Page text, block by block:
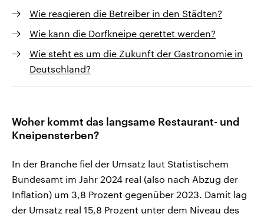
Wie reagieren die Betreiber in den Städten?
Wie kann die Dorfkneipe gerettet werden?
Wie steht es um die Zukunft der Gastronomie in
Deutschland?
Woher kommt das langsame Restaurant- und
Kneipensterben?
In der Branche fiel der Umsatz laut Statistischem
Bundesamt im Jahr 2024 real (also nach Abzug der
Inflation) um 3,8 Prozent gegenüber 2023. Damit lag
der Umsatz real 15,8 Prozent unter dem Niveau des